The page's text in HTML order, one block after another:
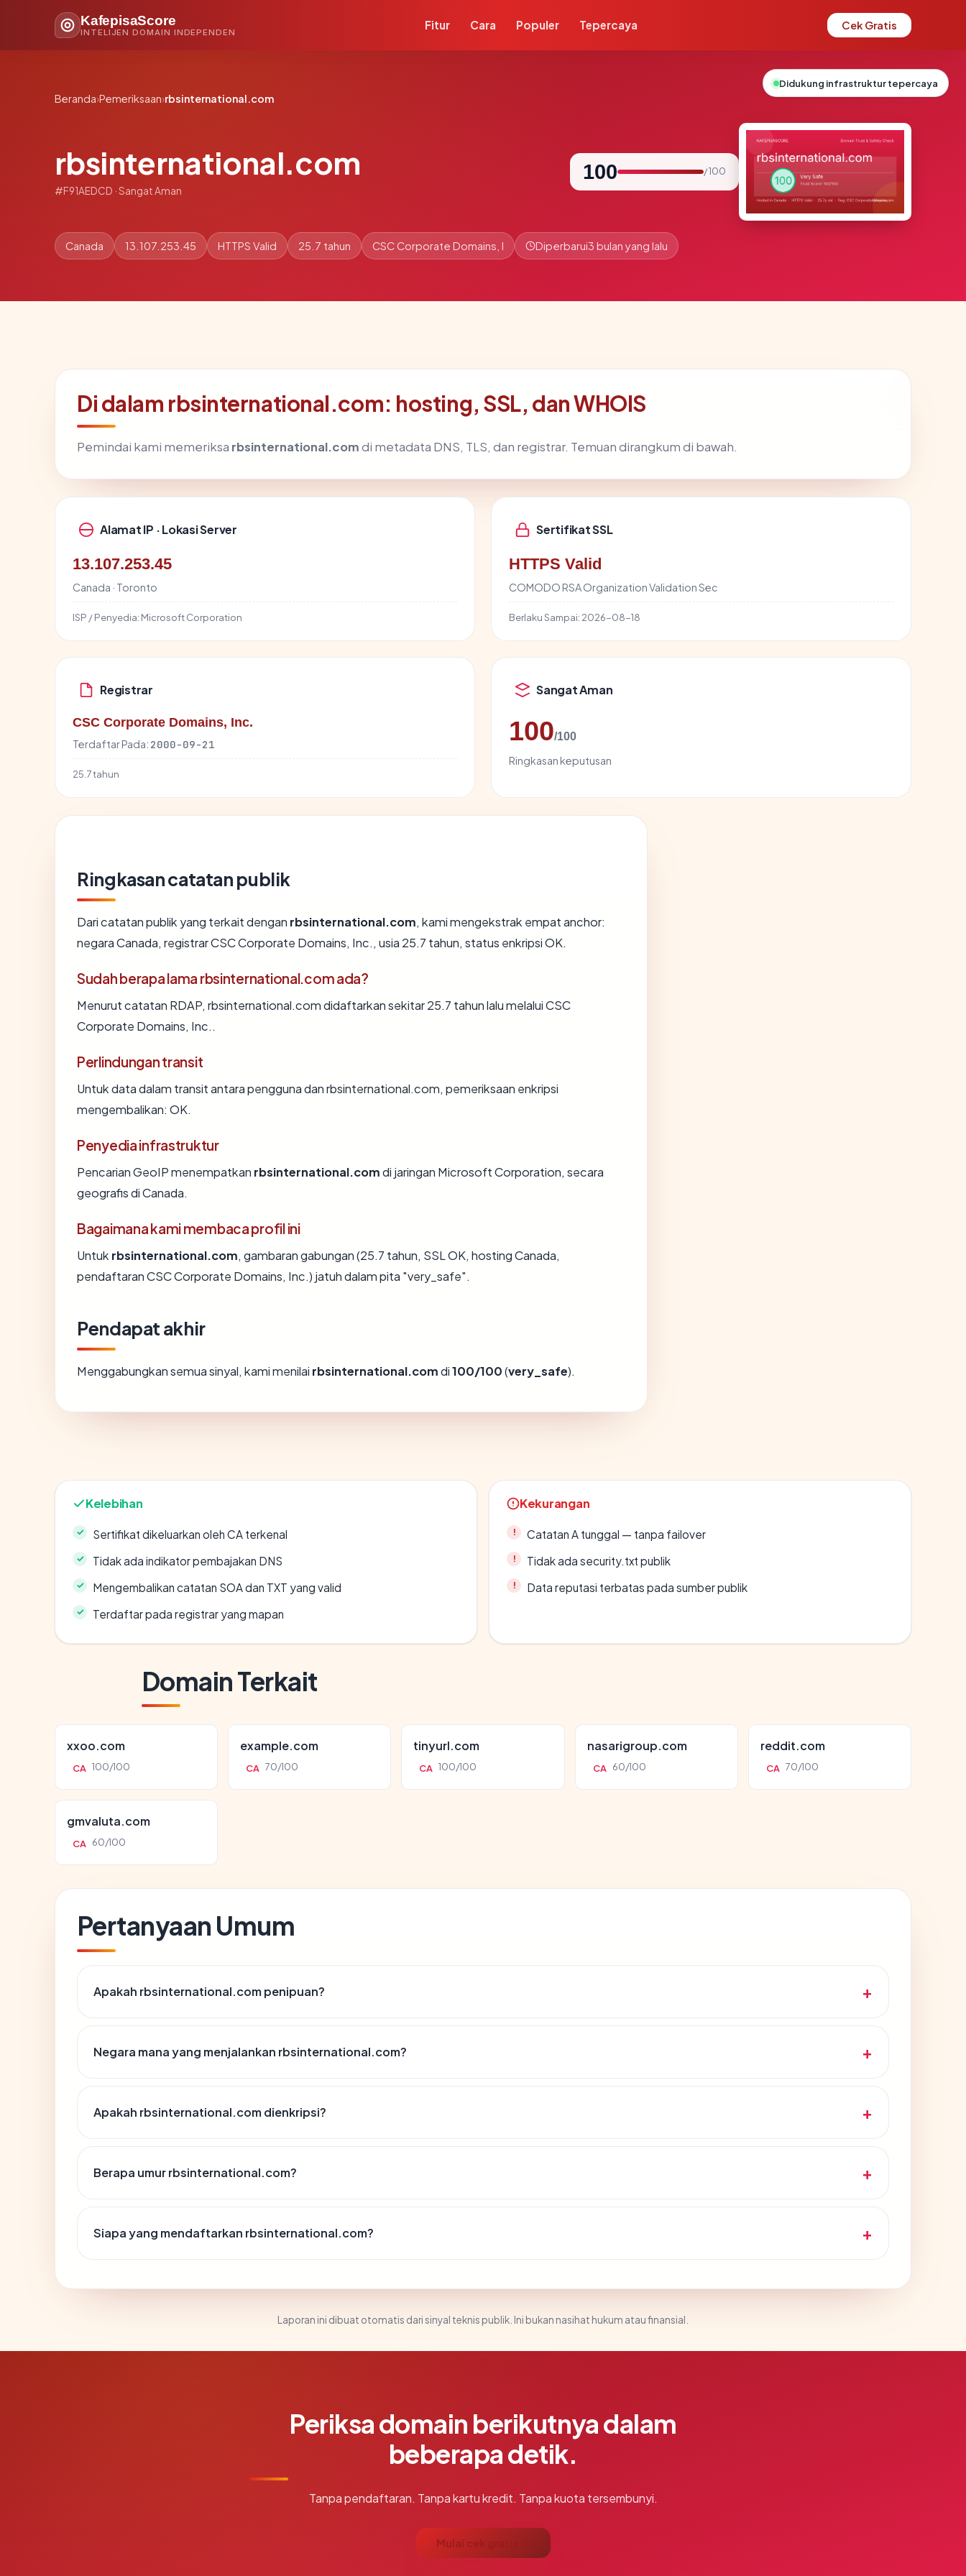
KafepisaScore
INTELIJEN DOMAIN INDEPENDEN
Fitur Cara Populer Tepercaya Cek Gratis
Beranda›Pemeriksaan›rbsinternational.com
rbsinternational.com
#F91AEDCD · Sangat Aman
100 / 100
Canada 13.107.253.45 HTTPS Valid 25.7 tahun CSC Corporate Domains, I Diperbarui3 bulan yang lalu
Di dalam rbsinternational.com: hosting, SSL, dan WHOIS
Pemindai kami memeriksa rbsinternational.comdi metadata DNS, TLS, dan registrar. Temuan dirangkum di bawah.
Alamat IP · Lokasi Server
13.107.253.45
Canada · Toronto
ISP / Penyedia: Microsoft Corporation
Sertifikat SSL
HTTPS Valid
COMODO RSA Organization Validation Sec
Berlaku Sampai: 2026-08-18
Registrar
CSC Corporate Domains, Inc.
Terdaftar Pada: 2000-09-21
25.7 tahun
Sangat Aman
100/100
Ringkasan keputusan
Ringkasan catatan publik
Dari catatan publik yang terkait dengan rbsinternational.com, kami mengekstrak empat anchor:
negara Canada, registrar CSC Corporate Domains, Inc., usia 25.7 tahun, status enkripsi OK.
Sudah berapa lama rbsinternational.com ada?
Menurut catatan RDAP, rbsinternational.com didaftarkan sekitar 25.7 tahun lalu melalui CSC
Corporate Domains, Inc..
Perlindungan transit
Untuk data dalam transit antara pengguna dan rbsinternational.com, pemeriksaan enkripsi
mengembalikan: OK.
Penyedia infrastruktur
Pencarian GeoIP menempatkan rbsinternational.comdi jaringan Microsoft Corporation, secara
geografis di Canada.
Bagaimana kami membaca profil ini
Untuk rbsinternational.com, gambaran gabungan (25.7 tahun, SSL OK, hosting Canada,
pendaftaran CSC Corporate Domains, Inc.) jatuh dalam pita "very_safe".
Pendapat akhir
Menggabungkan semua sinyal, kami menilai rbsinternational.comdi100/100(very_safe).
Kelebihan
Sertifikat dikeluarkan oleh CA terkenal
Tidak ada indikator pembajakan DNS
Mengembalikan catatan SOA dan TXT yang valid
Terdaftar pada registrar yang mapan
Kekurangan
Catatan A tunggal — tanpa failover
Tidak ada security.txt publik
Data reputasi terbatas pada sumber publik
Domain Terkait
xxoo.com
CA 100/100
example.com
CA 70/100
tinyurl.com
CA 100/100
nasarigroup.com
CA 60/100
reddit.com
CA 70/100
gmvaluta.com
CA 60/100
Pertanyaan Umum
Apakah rbsinternational.com penipuan?
Negara mana yang menjalankan rbsinternational.com?
Apakah rbsinternational.com dienkripsi?
Berapa umur rbsinternational.com?
Siapa yang mendaftarkan rbsinternational.com?
Laporan ini dibuat otomatis dari sinyal teknis publik. Ini bukan nasihat hukum atau finansial.
Periksa domain berikutnya dalam
beberapa detik.
Tanpa pendaftaran. Tanpa kartu kredit. Tanpa kuota tersembunyi.
Mulai cek gratis →
Didukung infrastruktur tepercaya